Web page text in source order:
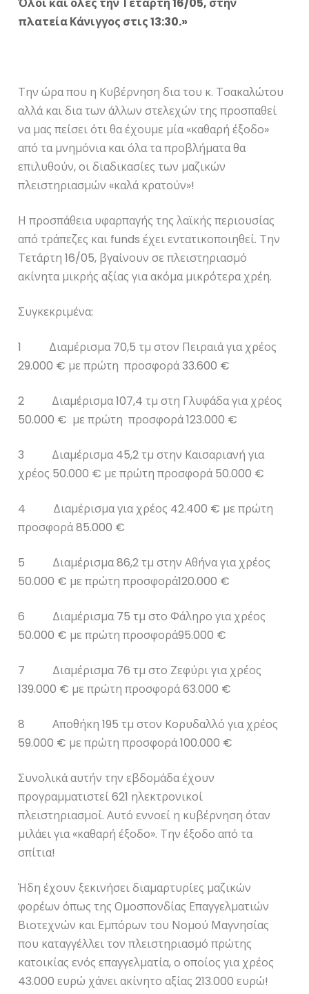
Όλοι και όλες την Τετάρτη 16/05, στην
πλατεία Κάνιγγος στις 13:30.»
Την ώρα που η Κυβέρνηση δια του κ. Τσακαλώτου
αλλά και δια των άλλων στελεχών της προσπαθεί
να μας πείσει ότι θα έχουμε μία «καθαρή έξοδο»
από τα μνημόνια και όλα τα προβλήματα θα
επιλυθούν, οι διαδικασίες των μαζικών
πλειστηριασμών «καλά κρατούν»!
Η προσπάθεια υφαρπαγής της λαϊκής περιουσίας
από τράπεζες και funds έχει εντατικοποιηθεί. Την
Τετάρτη 16/05, βγαίνουν σε πλειστηριασμό
ακίνητα μικρής αξίας για ακόμα μικρότερα χρέη.
Συγκεκριμένα:
1 Διαμέρισμα 70,5 τμ στον Πειραιά για χρέος
29.000 € με πρώτη προσφορά 33.600 €
2 Διαμέρισμα 107,4 τμ στη Γλυφάδα για χρέος
50.000 € με πρώτη προσφορά 123.000 €
3 Διαμέρισμα 45,2 τμ στην Καισαριανή για
χρέος 50.000 € με πρώτη προσφορά 50.000 €
4 Διαμέρισμα για χρέος 42.400 € με πρώτη
προσφορά 85.000 €
5 Διαμέρισμα 86,2 τμ στην Αθήνα για χρέος
50.000 € με πρώτη προσφορά120.000 €
6 Διαμέρισμα 75 τμ στο Φάληρο για χρέος
50.000 € με πρώτη προσφορά95.000 €
7 Διαμέρισμα 76 τμ στο Ζεφύρι για χρέος
139.000 € με πρώτη προσφορά 63.000 €
8 Αποθήκη 195 τμ στον Κορυδαλλό για χρέος
59.000 € με πρώτη προσφορά 100.000 €
Συνολικά αυτήν την εβδομάδα έχουν
προγραμματιστεί 621 ηλεκτρονικοί
πλειστηριασμοί. Αυτό εννοεί η κυβέρνηση όταν
μιλάει για «καθαρή έξοδο». Την έξοδο από τα
σπίτια!
Ήδη έχουν ξεκινήσει διαμαρτυρίες μαζικών
φορέων όπως της Ομοσπονδίας Επαγγελματιών
Βιοτεχνών και Εμπόρων του Νομού Μαγνησίας
που καταγγέλλει τον πλειστηριασμό πρώτης
κατοικίας ενός επαγγελματία, ο οποίος για χρέος
43.000 ευρώ χάνει ακίνητο αξίας 213.000 ευρώ!